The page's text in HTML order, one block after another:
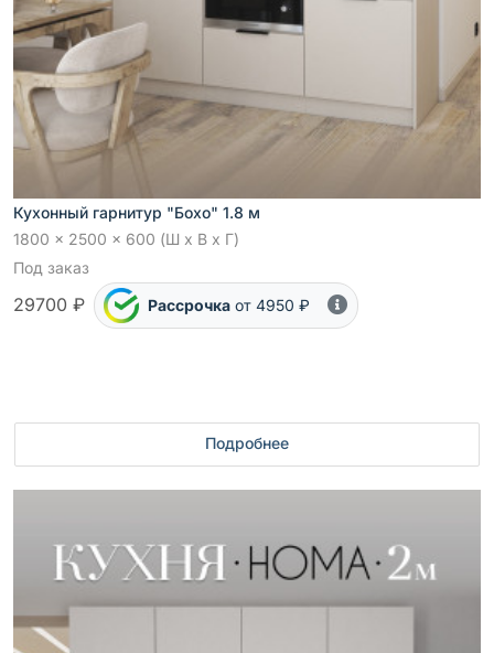
Кухонный гарнитур "Бохо" 1.8 м
1800 x 2500 x 600 (Ш x В x Г)
Под заказ
29700 ₽ Рассрочка от 4950 ₽
Подробнее